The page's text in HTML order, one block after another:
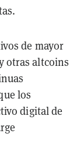
de mayor
otras altcoins
los
digital de